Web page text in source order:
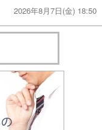
2026年8月7日(金) 18:50